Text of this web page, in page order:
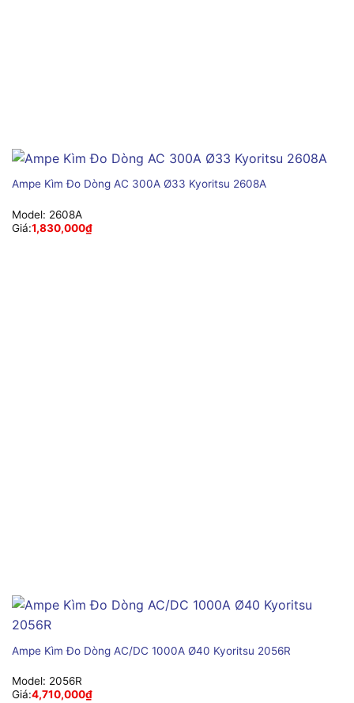
Ampe Kìm Đo Dòng AC 300A Ø33 Kyoritsu 2608A
Model: 2608A
Giá:1,830,000₫
Ampe Kìm Đo Dòng AC/DC 1000A Ø40 Kyoritsu 2056R
Model: 2056R
Giá:4,710,000₫